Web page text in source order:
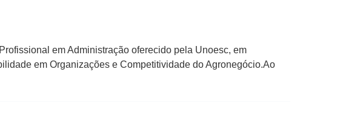
em Administração oferecido pela Unoesc, em
em Organizações e Competitividade do Agronegócio.Ao